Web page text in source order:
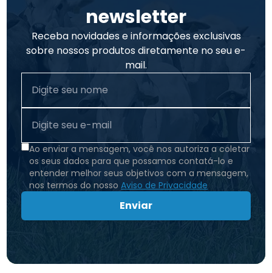
newsletter
Receba novidades e informações exclusivas
sobre nossos produtos diretamente no seu e-
mail.
Ao enviar a mensagem, você nos autoriza a coletar
os seus dados para que possamos contatá-lo e
entender melhor seus objetivos com a mensagem,
nos termos do nossoAviso de Privacidade
Enviar